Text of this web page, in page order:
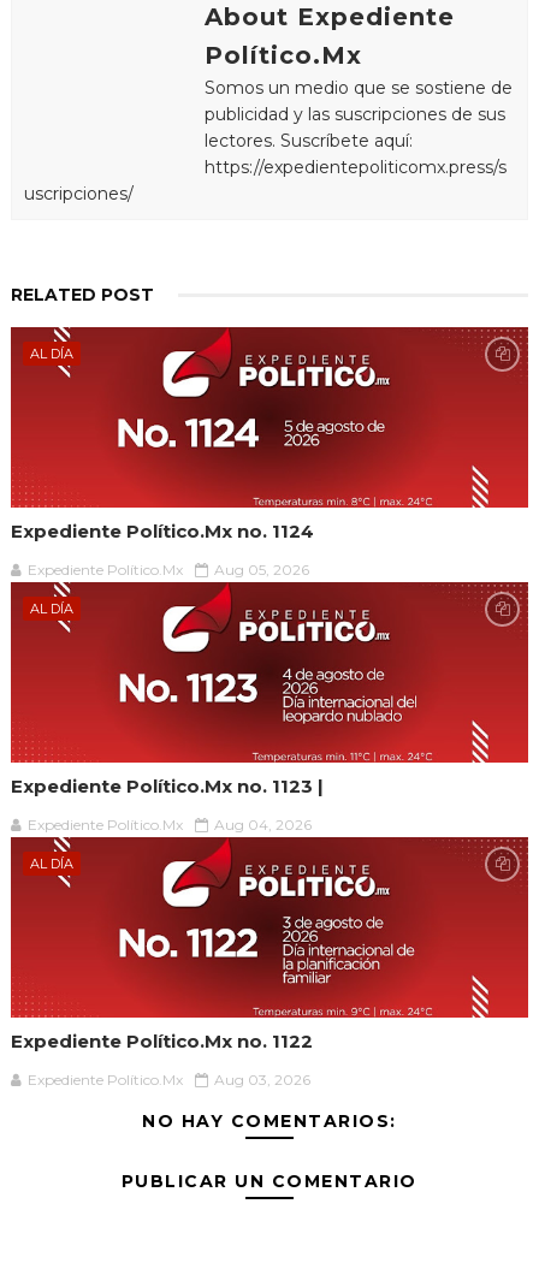
About Expediente
Político.Mx
Somos un medio que se sostiene de
publicidad y las suscripciones de sus
lectores. Suscríbete aquí:
https://expedientepoliticomx.press/s
uscripciones/
RELATED POST
AL DÍA
Expediente Político.Mx no. 1124
Expediente Político.Mx Aug 05, 2026
AL DÍA
Expediente Político.Mx no. 1123 |
Expediente Político.Mx Aug 04, 2026
AL DÍA
Expediente Político.Mx no. 1122
Expediente Político.Mx Aug 03, 2026
NO HAY COMENTARIOS:
PUBLICAR UN COMENTARIO